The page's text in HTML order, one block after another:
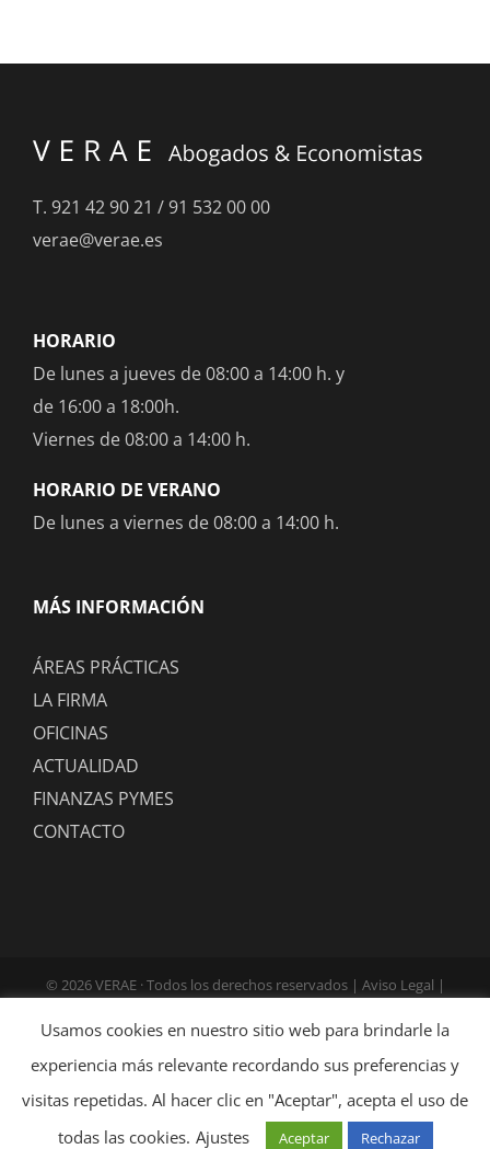
T. 921 42 90 21 /91 532 00 00
verae@verae.es
HORARIO
De lunes a jueves de 08:00 a 14:00 h. y
de 16:00 a 18:00h.
Viernes de 08:00 a 14:00 h.
HORARIO DE VERANO
De lunes a viernes de 08:00 a 14:00 h.
MÁS INFORMACIÓN
ÁREAS PRÁCTICAS
LA FIRMA
OFICINAS
ACTUALIDAD
FINANZAS PYMES
CONTACTO
© 2026 VERAE · Todos los derechos reservados | Aviso Legal |
LinkedIn
X
YouTube
Usamos cookies en nuestro sitio web para brindarle la
experiencia más relevante recordando sus preferencias y
visitas repetidas. Al hacer clic en "Aceptar", acepta el uso de
todas las cookies. Ajustes Aceptar Rechazar